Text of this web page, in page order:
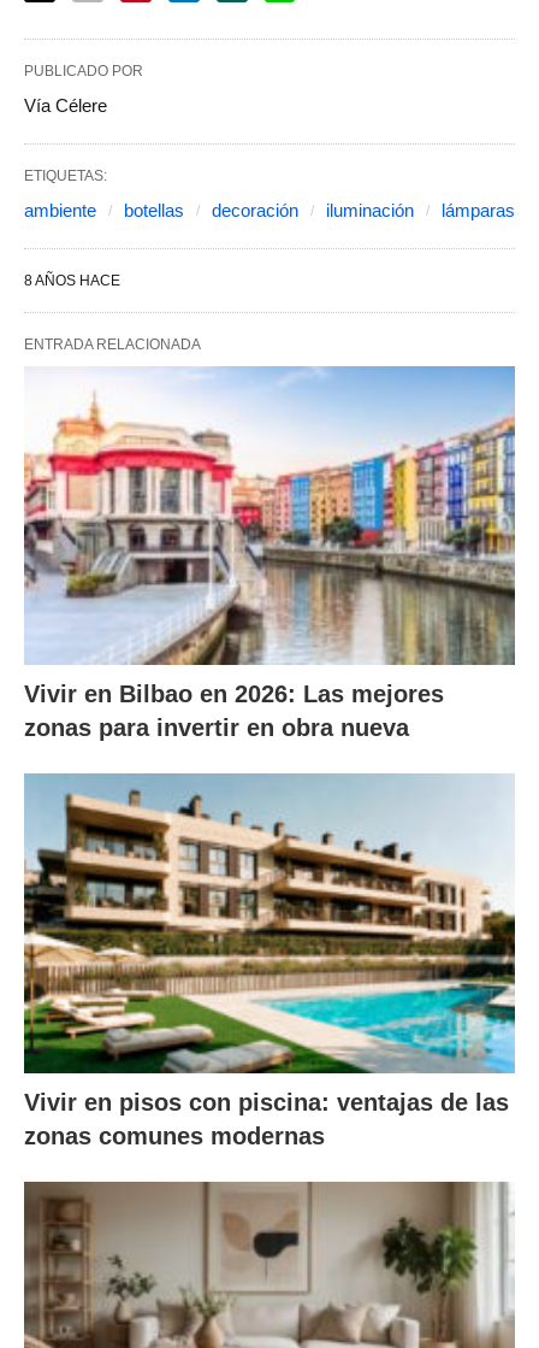
PUBLICADO POR
Vía Célere
ETIQUETAS:
ambiente botellas decoración iluminación lámparas
8 AÑOS HACE
ENTRADA RELACIONADA
Vivir en Bilbao en 2026: Las mejores
zonas para invertir en obra nueva
Vivir en pisos con piscina: ventajas de las
zonas comunes modernas